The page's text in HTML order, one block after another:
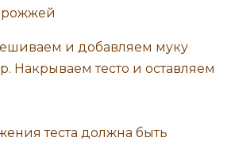
и добавляем муку
Накрываем тесто и оставляем
теста должна быть